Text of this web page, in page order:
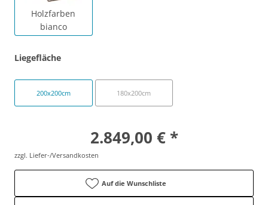
Holzfarben
bianco
Liegefläche
200x200cm 180x200cm
2.849,00 € *
zzgl. Liefer-/Versandkosten
Auf die Wunschliste